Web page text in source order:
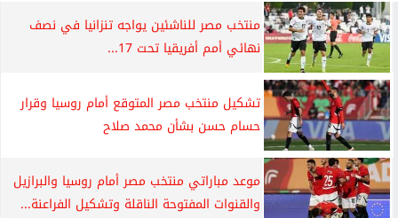
منتخب مصر للناشئين يواجه تنزانيا في نصف
نهائي أمم أفريقيا تحت 17...
تشكيل منتخب مصر المتوقع أمام روسيا وقرار
حسام حسن بشأن محمد صلاح
موعد مباراتي منتخب مصر أمام روسيا والبرازيل
والقنوات المفتوحة الناقلة وتشكيل الفراعنة...